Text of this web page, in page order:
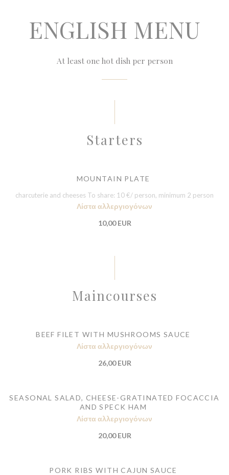
ENGLISH MENU
At least one hot dish per person
Starters
MOUNTAIN PLATE
charcuterie and cheeses To share: 10 €/ person, minimum 2 person
Λίστα αλλεργιογόνων
10,00 EUR
Maincourses
BEEF FILET WITH MUSHROOMS SAUCE
Λίστα αλλεργιογόνων
26,00 EUR
SEASONAL SALAD, CHEESE-GRATINATED FOCACCIA
AND SPECK HAM
Λίστα αλλεργιογόνων
20,00 EUR
PORK RIBS WITH CAJUN SAUCE